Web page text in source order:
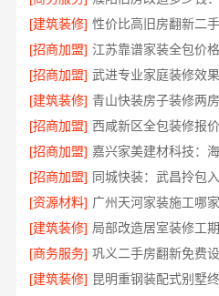
[建筑装修] 性价比高旧房翻新二
[招商加盟] 江苏靠谱家装全包价
[招商加盟] 武进专业家庭装修效
[建筑装修] 青山快装房子装修两
[招商加盟] 西咸新区全包装修报
[招商加盟] 嘉兴家美建材科技：
[招商加盟] 同城快装：武昌拎包
[资源材料] 广州天河家装施工哪
[建筑装修]
[商务服务]
[建筑装修]